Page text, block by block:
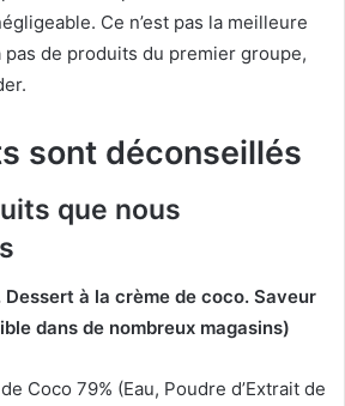
Ce n’est pas la meilleure
pas de produits du premier groupe,
sont déconseillés
que nous
Dessert à la crème de coco. Saveur
dans de nombreux magasins)
Coco 79% (Eau, Poudre d’Extrait de